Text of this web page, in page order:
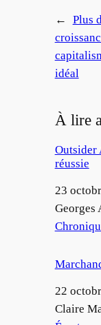
←
Plus
idéal
À lire
Outsider
réussie
Date
23
Auteur
Georges
Par
Date
22
Auteur
Claire